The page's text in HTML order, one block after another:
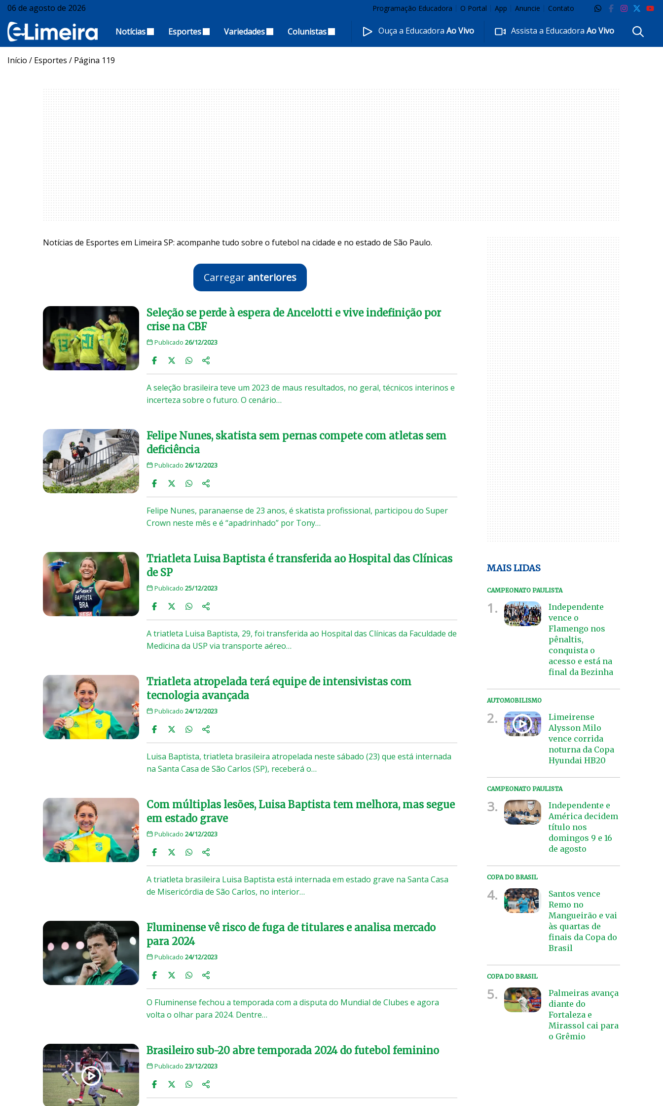
06 de agosto de 2026 Programação Educadora O Portal App Anuncie Contato
Notícias Esportes Variedades Colunistas Ouça a EducadoraAo Vivo Assista a EducadoraAo Vivo
Início / Esportes / Página 119
Notícias de Esportes em Limeira SP: acompanhe tudo sobre o futebol na cidade e no estado de São Paulo.
Carregar anteriores
Seleção se perde à espera de Ancelotti e vive indefinição por
crise na CBF
Publicado 26/12/2023
A seleção brasileira teve um 2023 de maus resultados, no geral, técnicos interinos e
incerteza sobre o futuro. O cenário…
Felipe Nunes, skatista sem pernas compete com atletas sem
deficiência
Publicado 26/12/2023
Felipe Nunes, paranaense de 23 anos, é skatista profissional, participou do Super
Crown neste mês e é “apadrinhado” por Tony…
Triatleta Luisa Baptista é transferida ao Hospital das Clínicas
de SP
Publicado 25/12/2023
A triatleta Luisa Baptista, 29, foi transferida ao Hospital das Clínicas da Faculdade de
Medicina da USP via transporte aéreo…
Triatleta atropelada terá equipe de intensivistas com
tecnologia avançada
Publicado 24/12/2023
Luisa Baptista, triatleta brasileira atropelada neste sábado (23) que está internada
na Santa Casa de São Carlos (SP), receberá o…
Com múltiplas lesões, Luisa Baptista tem melhora, mas segue
em estado grave
Publicado 24/12/2023
A triatleta brasileira Luisa Baptista está internada em estado grave na Santa Casa
de Misericórdia de São Carlos, no interior…
Fluminense vê risco de fuga de titulares e analisa mercado
para 2024
Publicado 24/12/2023
O Fluminense fechou a temporada com a disputa do Mundial de Clubes e agora
volta o olhar para 2024. Dentre…
Brasileiro sub-20 abre temporada 2024 do futebol feminino
Publicado 23/12/2023
MAIS LIDAS
CAMPEONATO PAULISTA
1.
Independente
vence o
Flamengo nos
pênaltis,
conquista o
acesso e está na
final da Bezinha
AUTOMOBILISMO
2.
Limeirense
Alysson Milo
vence corrida
noturna da Copa
Hyundai HB20
CAMPEONATO PAULISTA
3.
Independente e
América decidem
título nos
domingos 9 e 16
de agosto
COPA DO BRASIL
4.
Santos vence
Remo no
Mangueirão e vai
às quartas de
finais da Copa do
Brasil
COPA DO BRASIL
5.
Palmeiras avança
diante do
Fortaleza e
Mirassol cai para
o Grêmio